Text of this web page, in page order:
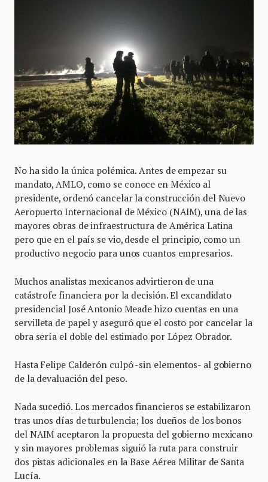
No ha sido la única polémica. Antes de empezar su
mandato, AMLO, como se conoce en México al
presidente, ordenó cancelar la construcción del Nuevo
Aeropuerto Internacional de México (NAIM), una de las
mayores obras de infraestructura de América Latina
pero que en el país se vio, desde el principio, como un
productivo negocio para unos cuantos empresarios.
Muchos analistas mexicanos advirtieron de una
catástrofe financiera por la decisión. El excandidato
presidencial José Antonio Meade hizo cuentas en una
servilleta de papel y aseguró que el costo por cancelar la
obra sería el doble del estimado por López Obrador.
Hasta Felipe Calderón culpó -sin elementos- al gobierno
de la devaluación del peso.
Nada sucedió. Los mercados financieros se estabilizaron
tras unos días de turbulencia; los dueños de los bonos
del NAIM aceptaron la propuesta del gobierno mexicano
y sin mayores problemas siguió la ruta para construir
dos pistas adicionales en la Base Aérea Militar de Santa
Lucía.